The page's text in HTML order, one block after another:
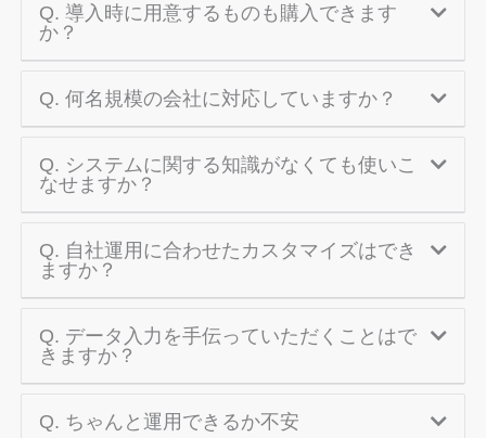
Q. 導入時に用意するものも購入できます
か？
Q. 何名規模の会社に対応していますか？
Q. システムに関する知識がなくても使いこ
なせますか？
Q. 自社運用に合わせたカスタマイズはでき
ますか？
Q. データ入力を手伝っていただくことはで
きますか？
Q. ちゃんと運用できるか不安